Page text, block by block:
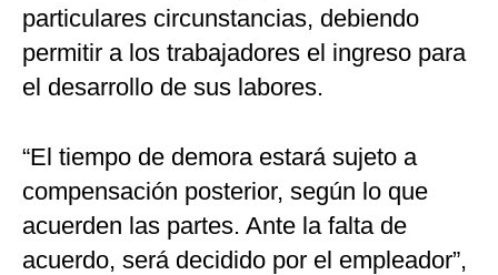
particulares circunstancias, debiendo
permitir a los trabajadores el ingreso para
el desarrollo de sus labores.
“El tiempo de demora estará sujeto a
compensación posterior, según lo que
acuerden las partes. Ante la falta de
acuerdo, será decidido por el empleador”,